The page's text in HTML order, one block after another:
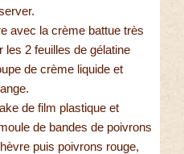
avec la crème battue très
les 2 feuilles de gélatine
de crème liquide et
de film plastique et
de bandes de poivrons
puis poivrons rouge,